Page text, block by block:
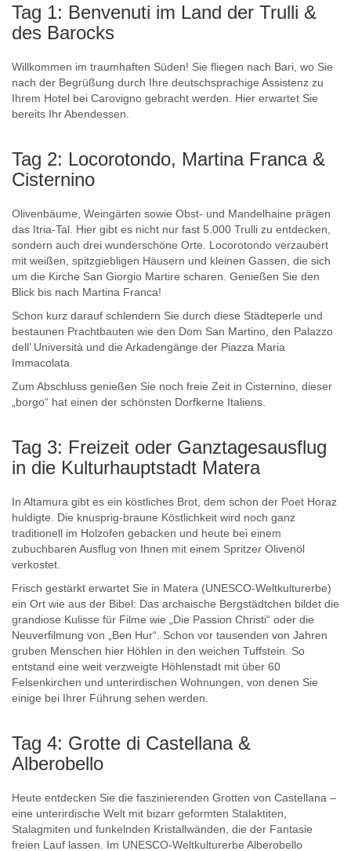
Tag 1: Benvenuti im Land der Trulli &
des Barocks
Willkommen im traumhaften Süden! Sie fliegen nach Bari, wo Sie
nach der Begrüßung durch Ihre deutschsprachige Assistenz zu
Ihrem Hotel bei Carovigno gebracht werden. Hier erwartet Sie
bereits Ihr Abendessen.
Tag 2: Locorotondo, Martina Franca &
Cisternino
Olivenbäume, Weingärten sowie Obst- und Mandelhaine prägen
das Itria-Tal. Hier gibt es nicht nur fast 5.000 Trulli zu entdecken,
sondern auch drei wunderschöne Orte. Locorotondo verzaubert
mit weißen, spitzgiebligen Häusern und kleinen Gassen, die sich
um die Kirche San Giorgio Martire scharen. Genießen Sie den
Blick bis nach Martina Franca!
Schon kurz darauf schlendern Sie durch diese Städteperle und
bestaunen Prachtbauten wie den Dom San Martino, den Palazzo
dell’ Università und die Arkadengänge der Piazza Maria
Immacolata.
Zum Abschluss genießen Sie noch freie Zeit in Cisternino, dieser
„borgo“ hat einen der schönsten Dorfkerne Italiens.
Tag 3: Freizeit oder Ganztagesausflug
in die Kulturhauptstadt Matera
In Altamura gibt es ein köstliches Brot, dem schon der Poet Horaz
huldigte. Die knusprig-braune Köstlichkeit wird noch ganz
traditionell im Holzofen gebacken und heute bei einem
zubuchbaren Ausflug von Ihnen mit einem Spritzer Olivenöl
verkostet.
Frisch gestärkt erwartet Sie in Matera (UNESCO-Weltkulturerbe)
ein Ort wie aus der Bibel: Das archaische Bergstädtchen bildet die
grandiose Kulisse für Filme wie „Die Passion Christi“ oder die
Neuverfilmung von „Ben Hur“. Schon vor tausenden von Jahren
gruben Menschen hier Höhlen in den weichen Tuffstein. So
entstand eine weit verzweigte Höhlenstadt mit über 60
Felsenkirchen und unterirdischen Wohnungen, von denen Sie
einige bei Ihrer Führung sehen werden.
Tag 4: Grotte di Castellana &
Alberobello
Heute entdecken Sie die faszinierenden Grotten von Castellana –
eine unterirdische Welt mit bizarr geformten Stalaktiten,
Stalagmiten und funkelnden Kristallwänden, die der Fantasie
freien Lauf lassen. Im UNESCO-Weltkulturerbe Alberobello